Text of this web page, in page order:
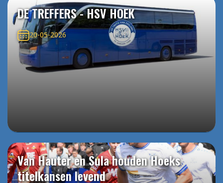
DE TREFFERS - HSV HOEK
20-05-2026
Van Hauter en Sula houden Hoeks
titelkansen levend